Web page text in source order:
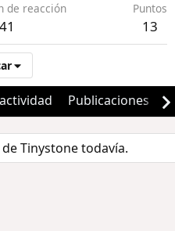
de reacción
41
Puntos
13
Publicaciones
Tinystone todavía.